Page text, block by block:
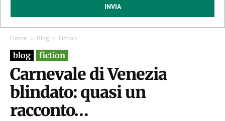
INVIA
Home Blog Fiction
blog fiction
Carnevale di Venezia
blindato: quasi un
racconto…